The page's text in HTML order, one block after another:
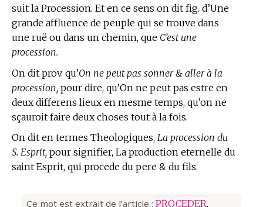
suit la Procession. Et en ce sens on dit fig. d’Une
grande affluence de peuple qui se trouve dans
une ruë ou dans un chemin, que C’est une
procession.
On dit prov. qu’On ne peut pas sonner & aller à la
procession, pour dire, qu’On ne peut pas estre en
deux differens lieux en mesme temps, qu’on ne
sçauroit faire deux choses tout à la fois.
On dit en termes Theologiques, La procession du
S. Esprit, pour signifier, La production eternelle du
saint Esprit, qui procede du pere & du fils.
Ce mot est extrait de l'article : PROCEDER.